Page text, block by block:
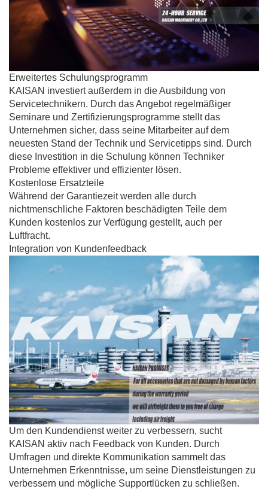
Erweitertes Schulungsprogramm
KAISAN investiert außerdem in die Ausbildung von
Servicetechnikern. Durch das Angebot regelmäßiger
Seminare und Zertifizierungsprogramme stellt das
Unternehmen sicher, dass seine Mitarbeiter auf dem
neuesten Stand der Technik und Servicetipps sind. Durch
diese Investition in die Schulung können Techniker
Probleme effektiver und effizienter lösen.
Kostenlose Ersatzteile
Während der Garantiezeit werden alle durch
nichtmenschliche Faktoren beschädigten Teile dem
Kunden kostenlos zur Verfügung gestellt, auch per
Luftfracht.
Integration von Kundenfeedback
Um den Kundendienst weiter zu verbessern, sucht
KAISAN aktiv nach Feedback von Kunden. Durch
Umfragen und direkte Kommunikation sammelt das
Unternehmen Erkenntnisse, um seine Dienstleistungen zu
verbessern und mögliche Supportlücken zu schließen.